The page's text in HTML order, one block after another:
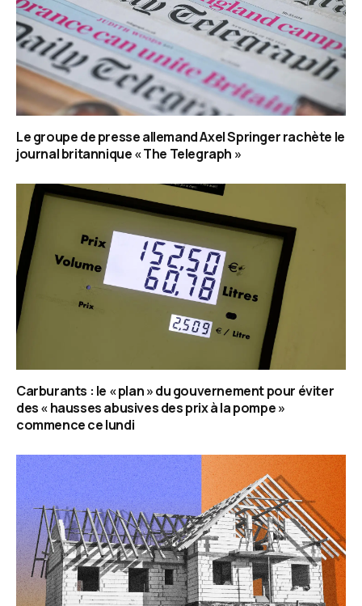
Le groupe de presse allemand Axel Springer rachète le
journal britannique « The Telegraph »
Carburants : le « plan » du gouvernement pour éviter
des « hausses abusives des prix à la pompe »
commence ce lundi